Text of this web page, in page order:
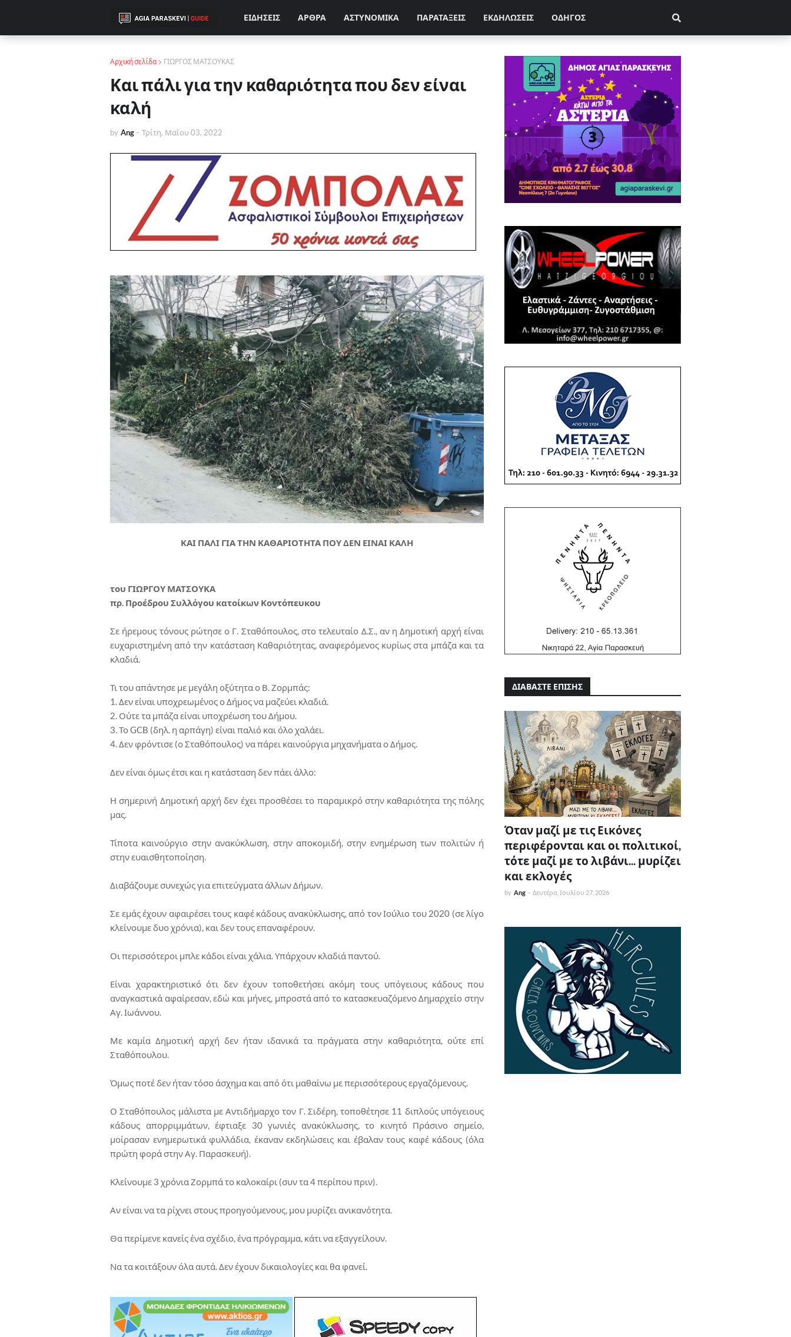
ΕΙΔΗΣΕΙΣ ΑΡΘΡΑ ΑΣΤΥΝΟΜΙΚΑ ΠΑΡΑΤΑΞΕΙΣ ΕΚΔΗΛΩΣΕΙΣ ΟΔΗΓΟΣ
Αρχική σελίδα ΓΙΩΡΓΟΣ ΜΑΤΣΟΥΚΑΣ
Και πάλι για την καθαριότητα που δεν είναι
καλή
by Ang - Τρίτη, Μαΐου 03, 2022
ΚΑΙ ΠΑΛΙ ΓΙΑ ΤΗΝ ΚΑΘΑΡΙΟΤΗΤΑ ΠΟΥ ΔΕΝ ΕΙΝΑΙ ΚΑΛΗ
του ΓΙΩΡΓΟΥ ΜΑΤΣΟΥΚΑ
πρ. Προέδρου Συλλόγου κατοίκων Κοντόπευκου
Σε ήρεμους τόνους ρώτησε ο Γ. Σταθόπουλος, στο τελευταίο Δ.Σ., αν η Δημοτική αρχή είναι
ευχαριστημένη από την κατάσταση Καθαριότητας, αναφερόμενος κυρίως στα μπάζα και τα
κλαδιά.
Τι του απάντησε με μεγάλη οξύτητα ο Β. Ζορμπάς:
1. Δεν είναι υποχρεωμένος ο Δήμος να μαζεύει κλαδιά.
2. Ούτε τα μπάζα είναι υποχρέωση του Δήμου.
3. Το GCB (δηλ. η αρπάγη) είναι παλιό και όλο χαλάει.
4. Δεν φρόντισε (ο Σταθόπουλος) να πάρει καινούργια μηχανήματα ο Δήμος.
Δεν είναι όμως έτσι και η κατάσταση δεν πάει άλλο:
Η σημερινή Δημοτική αρχή δεν έχει προσθέσει το παραμικρό στην καθαριότητα της πόλης
μας.
Τίποτα καινούργιο στην ανακύκλωση, στην αποκομιδή, στην ενημέρωση των πολιτών ή
στην ευαισθητοποίηση.
Διαβάζουμε συνεχώς για επιτεύγματα άλλων Δήμων.
Σε εμάς έχουν αφαιρέσει τους καφέ κάδους ανακύκλωσης, από τον Ιούλιο του 2020 (σε λίγο
κλείνουμε δυο χρόνια), και δεν τους επαναφέρουν.
Οι περισσότεροι μπλε κάδοι είναι χάλια. Υπάρχουν κλαδιά παντού.
Είναι χαρακτηριστικό ότι δεν έχουν τοποθετήσει ακόμη τους υπόγειους κάδους που
αναγκαστικά αφαίρεσαν, εδώ και μήνες, μπροστά από το κατασκευαζόμενο Δημαρχείο στην
Αγ. Ιωάννου.
Με καμία Δημοτική αρχή δεν ήταν ιδανικά τα πράγματα στην καθαριότητα, ούτε επί
Σταθόπουλου.
Όμως ποτέ δεν ήταν τόσο άσχημα και από ότι μαθαίνω με περισσότερους εργαζόμενους.
Ο Σταθόπουλος μάλιστα με Αντιδήμαρχο τον Γ. Σιδέρη, τοποθέτησε 11 διπλούς υπόγειους
κάδους απορριμμάτων, έφτιαξε 30 γωνιές ανακύκλωσης, το κινητό Πράσινο σημείο,
μοίρασαν ενημερωτικά φυλλάδια, έκαναν εκδηλώσεις και έβαλαν τους καφέ κάδους (όλα
πρώτη φορά στην Αγ. Παρασκευή).
Κλείνουμε 3 χρόνια Ζορμπά το καλοκαίρι (συν τα 4 περίπου πριν).
Αν είναι να τα ρίχνει στους προηγούμενους, μου μυρίζει ανικανότητα.
Θα περίμενε κανείς ένα σχέδιο, ένα πρόγραμμα, κάτι να εξαγγείλουν.
Να τα κοιτάξουν όλα αυτά. Δεν έχουν δικαιολογίες και θα φανεί.
ΔΙΑΒΑΣΤΕ ΕΠΙΣΗΣ
Όταν μαζί με τις Εικόνες
περιφέρονται και οι πολιτικοί,
τότε μαζί με το λιβάνι... μυρίζει
και εκλογές
by Ang - Δευτέρα, Ιουλίου 27, 2026